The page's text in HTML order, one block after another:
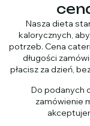
Nasza dieta
kalorycznych,
potrzeb. Cena
długości
płacisz za dzień,
Do podanych
zamówienie